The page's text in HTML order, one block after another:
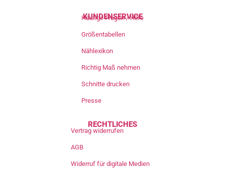
KUNDENSERVICE
Häufige Fragen / Hilfe
Größentabellen
Nählexikon
Richtig Maß nehmen
Schnitte drucken
Presse
RECHTLICHES
Vertrag widerrufen
AGB
Widerruf für digitale Medien